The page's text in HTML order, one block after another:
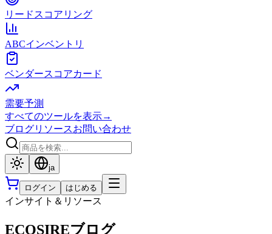
リードスコアリング
ABCインベントリ
ベンダースコアカード
需要予測
すべてのツールを表示→
ブログリソースお問い合わせ
ja
ログイン はじめる
インサイト＆リソース
ECOSIREブログ